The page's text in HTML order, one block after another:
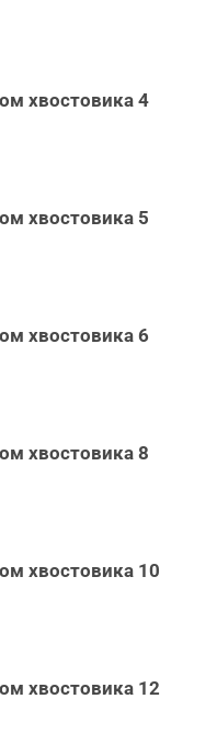
хвостовика 4
хвостовика 5
хвостовика 6
хвостовика 8
хвостовика 10
хвостовика 12